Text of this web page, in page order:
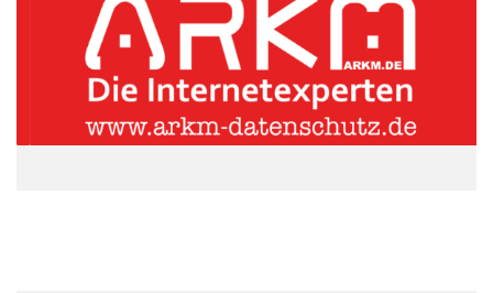
Energetische Modernisierung: Ob für Dach, Fassade,
Türen und Fenster oder auch Heizungsanlage –
energieeffiziente Lösungen stabilisieren gleichzeitig immer
auch den Wert. Hiervon profitiert neben der Umwelt auch
noch die kommende Generation. Und: Je früher